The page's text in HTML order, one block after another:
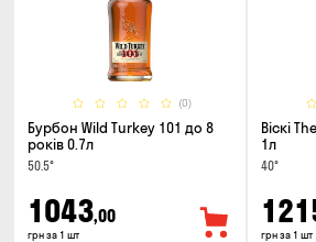
(0)
Бурбон Wild Turkey 101 до 8
років 0.7л
50.5°
1043,00
грн за 1 шт
Віскі
1л
40°
грн за 1 шт